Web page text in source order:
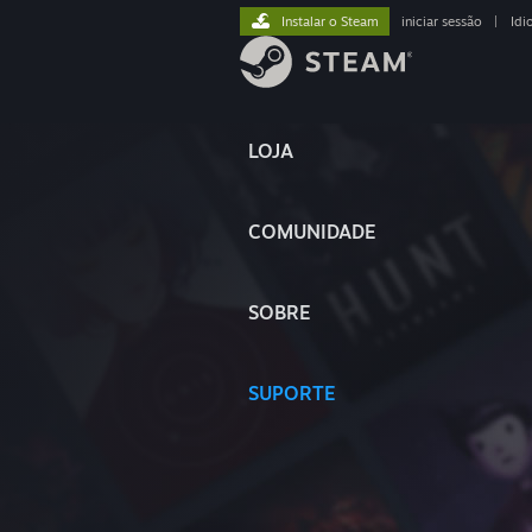
LOJA
COMUNIDADE
SOBRE
SUPORTE
Instalar o Steam iniciar sessão